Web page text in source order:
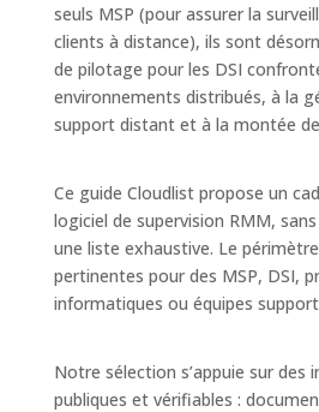
seuls MSP (pour assurer la
clients à distance), ils sont
de pilotage pour les DSI
environnements distribués, à la
support distant et à la montée
Ce guide Cloudlist propose un
logiciel de supervision RMM,
une liste exhaustive. Le
pertinentes pour des MSP, DSI,
informatiques ou équipes
Notre sélection s’appuie sur des
publiques et vérifiables :